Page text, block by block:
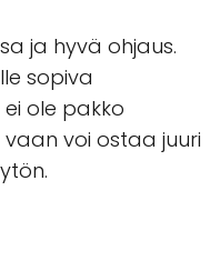
ja hyvä ohjaus.
sopiva
ole pakko
vaan voi ostaa juuri